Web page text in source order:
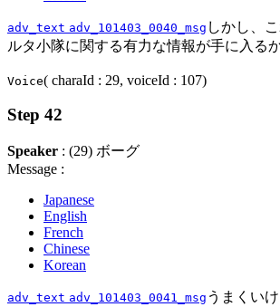
adv_text adv_101403_0040_msg しかし、
ルタ小隊に関する有力な情報が手に入る
Voice( charaId : 29, voiceId : 107)
Step 42
Speaker : (29) ボーグ
Message :
Japanese
English
French
Chinese
Korean
adv_text adv_101403_0041_msg うまくい